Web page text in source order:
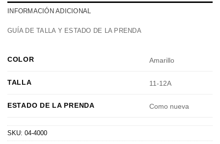
INFORMACIÓN ADICIONAL
GUÍA DE TALLA Y ESTADO DE LA PRENDA
COLOR Amarillo
TALLA 11-12A
ESTADO DE LA PRENDA Como nueva
SKU: 04-4000